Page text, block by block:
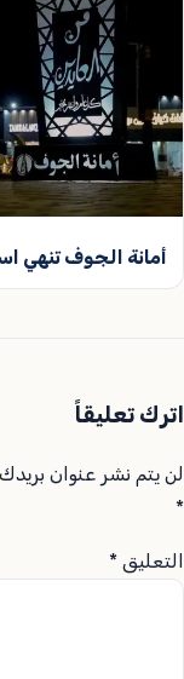
أمانة الجوف تنهي
اترك تعليقاً
لن يتم نشر عنوان بريدك
*
التعليق *